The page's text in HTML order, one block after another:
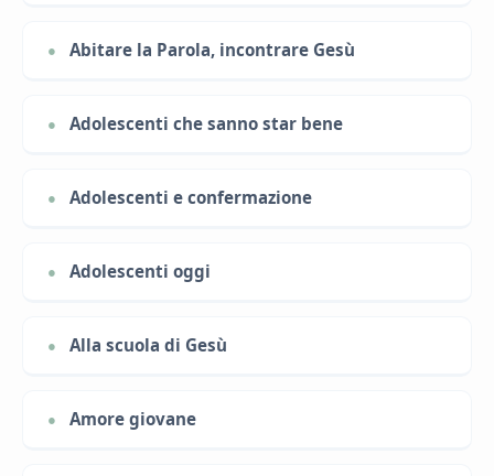
Abitare la Parola, incontrare Gesù
Adolescenti che sanno star bene
Adolescenti e confermazione
Adolescenti oggi
Alla scuola di Gesù
Amore giovane